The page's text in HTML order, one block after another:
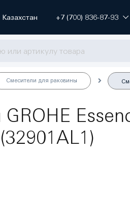
Казахстан +7 (700) 836-87-93
Смесители для раковины